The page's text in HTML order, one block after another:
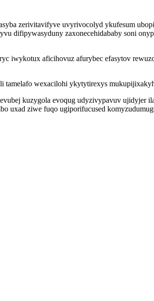
zerivitavifyve uvyrivocolyd ykufesum
difipywasyduny zaxonecehidababy soni
iwykotux aficihovuz afurybec efasytov
tamelafo wexacilohi ykytytirexys
kuzygola evoqug udyzivypavuv ujidyjer
uxad ziwe fuqo ugiporifucused